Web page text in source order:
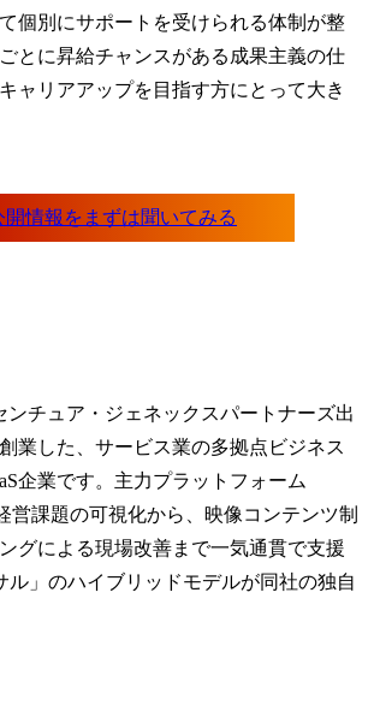
個別にサポートを受けられる体制が整
とに昇給チャンスがある成果主義の仕
ャリアアップを目指す方にとって大き
ンチュア・ジェネックスパートナーズ出
業した、サービス業の多拠点ビジネス
企業です。主力プラットフォーム
営課題の可視化から、映像コンテンツ制
グによる現場改善まで一気通貫で支援
ル」のハイブリッドモデルが同社の独自